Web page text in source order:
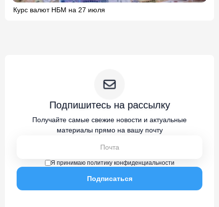
Курс валют НБМ на 27 июля
Подпишитесь на рассылку
Получайте самые свежие новости и актуальные
материалы прямо на вашу почту
Я принимаю политику конфиденциальности